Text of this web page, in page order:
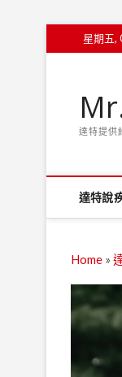
to
星期五,
達特提供
達特說
Home »